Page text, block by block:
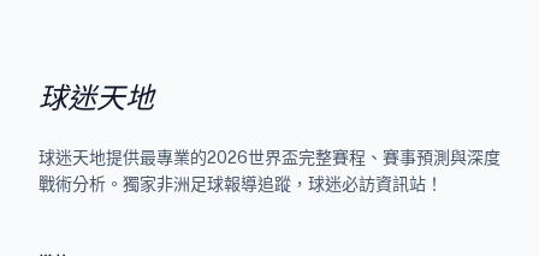
球迷天地
球迷天地提供最專業的2026世界盃完整賽程、賽事預測與深度
戰術分析。獨家非洲足球報導追蹤，球迷必訪資訊站！